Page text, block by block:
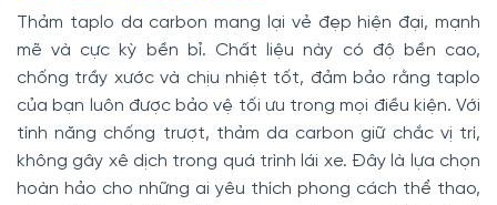
Thảm taplo da carbon mang lại vẻ đẹp hiện đại, mạnh
mẽ và cực kỳ bền bỉ. Chất liệu này có độ bền cao,
chống trầy xước và chịu nhiệt tốt, đảm bảo rằng taplo
của bạn luôn được bảo vệ tối ưu trong mọi điều kiện. Với
tính năng chống trượt, thảm da carbon giữ chắc vị trí,
không gây xê dịch trong quá trình lái xe. Đây là lựa chọn
hoàn hảo cho những ai yêu thích phong cách thể thao,